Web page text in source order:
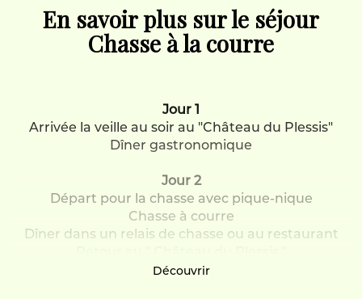
En savoir plus sur le séjour
Chasse à la courre
Jour 1
Arrivée la veille au soir au "Château du Plessis"
Dîner gastronomique
Jour 2
Départ pour la chasse avec pique-nique
Chasse à courre
Dîner dans un relais de chasse ou au restaurant
Découvrir